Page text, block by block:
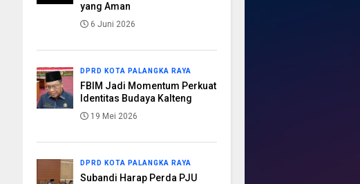
yang Aman
6 Juni 2026
DPRD KOTA PALANGKA RAYA
FBIM Jadi Momentum Perkuat
Identitas Budaya Kalteng
19 Mei 2026
DPRD KOTA PALANGKA RAYA
Subandi Harap Perda PJU